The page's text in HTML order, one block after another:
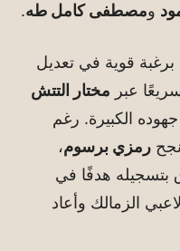
ومصطفى كامل طه.
قوية في تعديل
عبر مختار التتش
الكبيرة. رغم
رمزي برسوم،
بتسجيله هدفًا في
لاعبي الزمالك وأعاد